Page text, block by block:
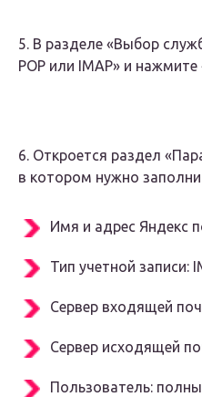
5. В разделе «Выбор
POP или IMAP» и нажмите
6. Откроется раздел
в котором нужно
Имя и адрес Яндекс
Тип учетной записи:
Сервер входящей
Сервер исходящей
Пользователь: